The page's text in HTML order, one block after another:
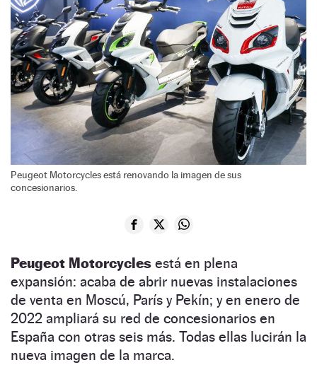
Peugeot Motorcycles está renovando la imagen de sus
concesionarios.
Peugeot Motorcycles está en plena
expansión: acaba de abrir nuevas instalaciones
de venta en Moscú, París y Pekín; y en enero de
2022 ampliará su red de concesionarios en
España con otras seis más. Todas ellas lucirán la
nueva imagen de la marca.